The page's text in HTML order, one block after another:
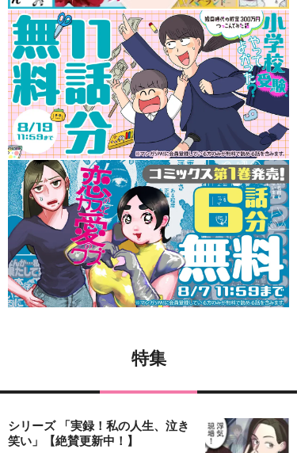
特集
シリーズ 「実録！私の人生、泣き
笑い」【絶賛更新中！】